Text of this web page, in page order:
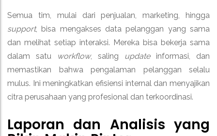
Semua tim, mulai dari penjualan, marketing, hingga
support, bisa mengakses data pelanggan yang sama
dan melihat setiap interaksi. Mereka bisa bekerja sama
dalam satu
workflow, saling updateinformasi, dan
memastikan bahwa pengalaman pelanggan selalu
mulus. Ini meningkatkan efisiensi internal dan menyajikan
citra perusahaan yang profesional dan terkoordinasi.
Laporan dan Analisis yang